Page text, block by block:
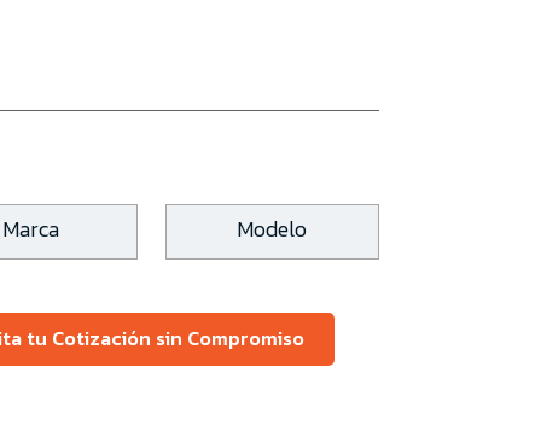
Marca Modelo
tu Cotización sin Compromiso